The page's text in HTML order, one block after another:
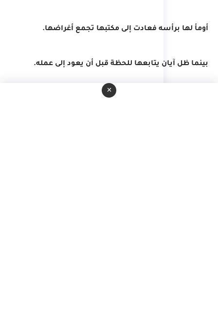
أومأ لها برأسه فعادت إلى مكتبها تجمع أغراضها.
بينما ظل آيان يتابعها للحظة قبل أن يعود إلى عمله.
@@@@@@@@@@@@@@@@@@@@
×